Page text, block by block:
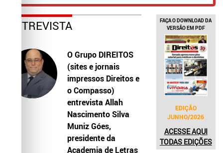
ENTREVISTA
O Grupo DIREITOS
(sites e jornais
impressos Direitos e
o Compasso)
entrevista Allah
Nascimento Silva
Muniz Góes,
presidente da
Academia de Letras
FAÇA O DOWNLOAD DA
VERSÃO EM PDF
EDIÇÃO
JUNHO/2026
ACESSE AQUI
TODAS EDIÇÕES